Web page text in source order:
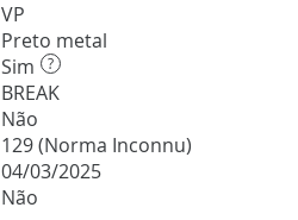
VP
Preto metal
Sim ?
BREAK
Não
129 (Norma Inconnu)
04/03/2025
Não